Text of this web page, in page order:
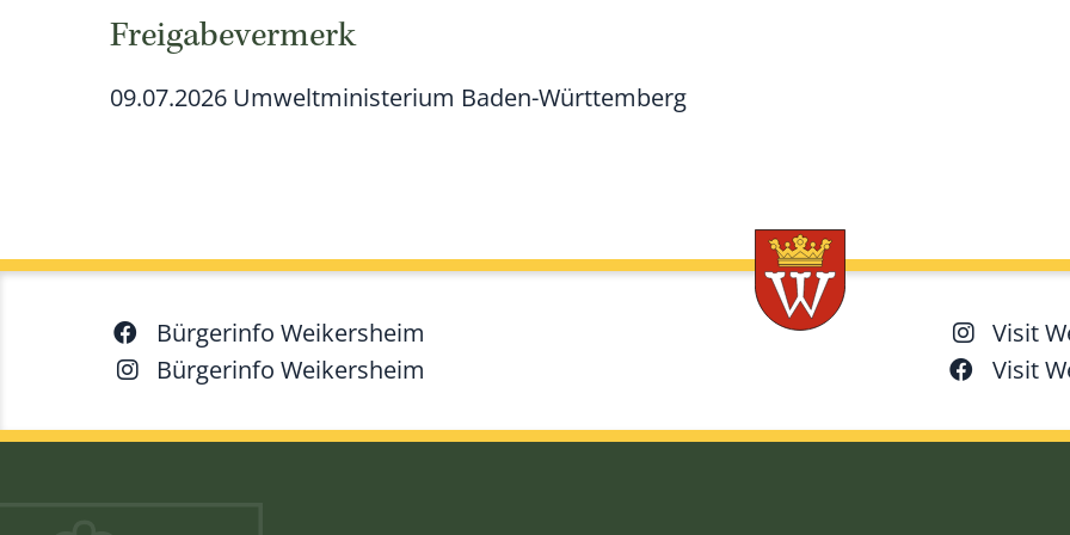
Freigabevermerk
09.07.2026 Umweltministerium Baden-Württemberg
Bürgerinfo Weikersheim
Bürgerinfo Weikersheim
Visit
Visit